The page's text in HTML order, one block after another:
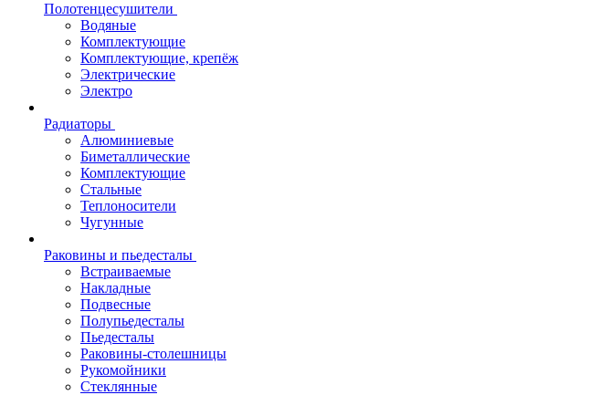
Полотенцесушители
Водяные
Комплектующие
Комплектующие, крепёж
Электрические
Электро
Радиаторы
Алюминиевые
Биметаллические
Комплектующие
Стальные
Теплоносители
Чугунные
Раковины и пьедесталы
Встраиваемые
Накладные
Подвесные
Полупьедесталы
Пьедесталы
Раковины-столешницы
Рукомойники
Стеклянные